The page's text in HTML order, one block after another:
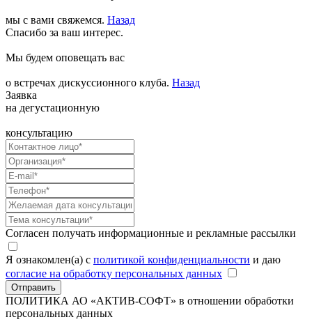
мы с вами свяжемся. Назад
Спасибо за ваш интерес.
Мы будем оповещать вас
о встречах дискуссионного клуба. Назад
Заявка
на дегустационную
консультацию
Согласен получать информационные и рекламные рассылки
Я ознакомлен(а) с политикой конфиденциальности и даю
согласие на обработку персональных данных
Отправить
ПОЛИТИКА АО «АКТИВ-СОФТ» в отношении обработки
персональных данных